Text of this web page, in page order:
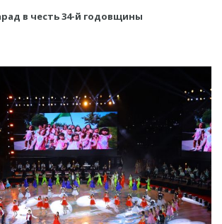
в честь 34-й годовщины